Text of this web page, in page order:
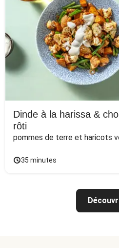
Dinde à la harissa &
rôti
pommes de terre et haricots
35 minutes